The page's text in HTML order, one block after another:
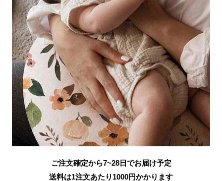
ご注文確定から7~28日でお届け予定
送料は1注文あたり 1000円かかります